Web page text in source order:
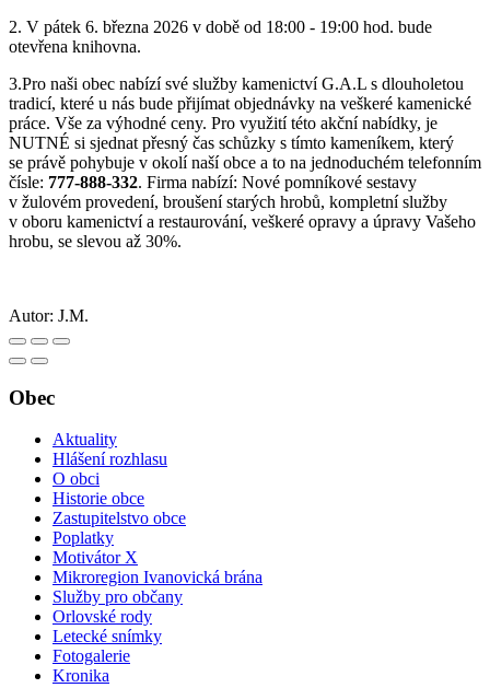
2. V pátek 6. března 2026 v době od 18:00 - 19:00 hod. bude
otevřena knihovna.
3.Pro naši obec nabízí své služby kamenictví G.A.L s dlouholetou
tradicí, které u nás bude přijímat objednávky na veškeré kamenické
práce. Vše za výhodné ceny. Pro využití této akční nabídky, je
NUTNÉ si sjednat přesný čas schůzky s tímto kameníkem, který
se právě pohybuje v okolí naší obce a to na jednoduchém telefonním
čísle: 777-888-332. Firma nabízí: Nové pomníkové sestavy
v žulovém provedení, broušení starých hrobů, kompletní služby
v oboru kamenictví a restaurování, veškeré opravy a úpravy Vašeho
hrobu, se slevou až 30%.
Autor: J.M.
Obec
Aktuality
Hlášení rozhlasu
O obci
Historie obce
Zastupitelstvo obce
Poplatky
Motivátor X
Mikroregion Ivanovická brána
Služby pro občany
Orlovské rody
Letecké snímky
Fotogalerie
Kronika